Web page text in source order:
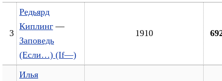
3
Редьярд
Киплинг —
Заповедь
(Если…) (If—)
1910
Илья